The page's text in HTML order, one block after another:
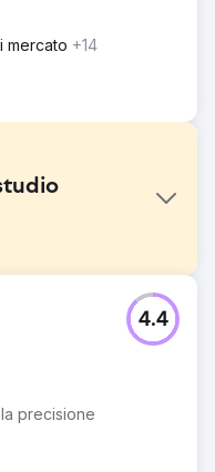
mercato +14
indipendente
Heath e Rottingdean,
Si sono rivolti a
a Peacehaven.
sui loro media
tradizionali di
precisione
4.4